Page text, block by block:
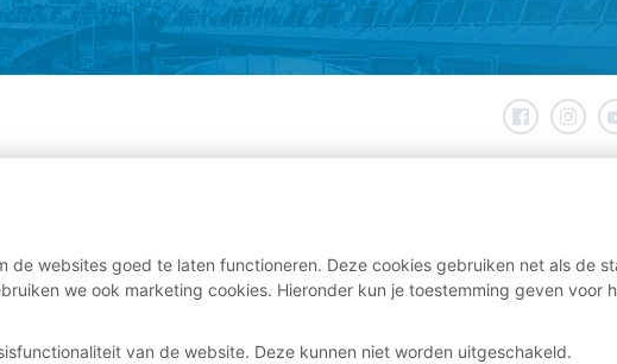
de websites goed te laten functioneren. Deze cookies gebruiken net als de
we ook marketing cookies. Hieronder kun je toestemming geven voor
van de website. Deze kunnen niet worden uitgeschakeld.